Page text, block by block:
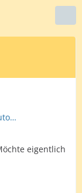
eigentlich